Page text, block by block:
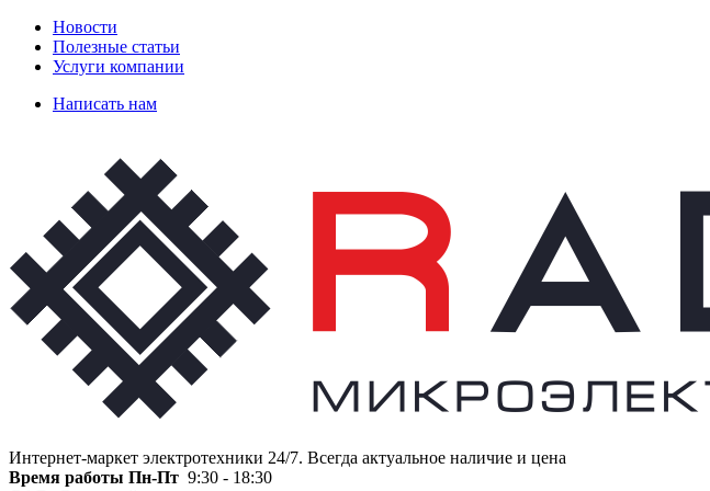
Новости
Полезные статьи
Услуги компании
Написать нам
Интернет-маркет электротехники 24/7. Всегда актуальное наличие и цена
Время работы Пн-Пт 9:30 - 18:30